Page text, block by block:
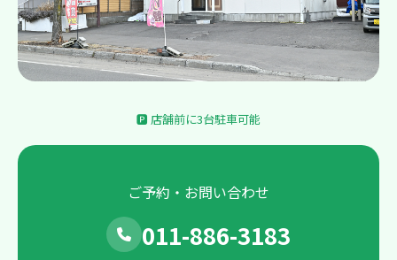
🅿 店舗前に3台駐車可能
ご予約・お問い合わせ
011-886-3183